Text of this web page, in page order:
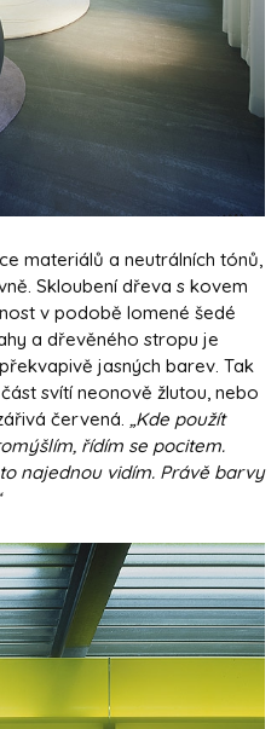
materiálů a neutrálních tónů,
Skloubení dřeva s kovem
v podobě lomené šedé
a dřevěného stropu je
jasných barev. Tak
svítí neonově žlutou, nebo
červená. „Kde použít
řídím se pocitem.
najednou vidím. Právě barvy